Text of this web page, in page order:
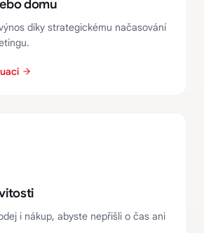
domu
díky strategickému načasování
i nákup, abyste nepřišli o čas ani